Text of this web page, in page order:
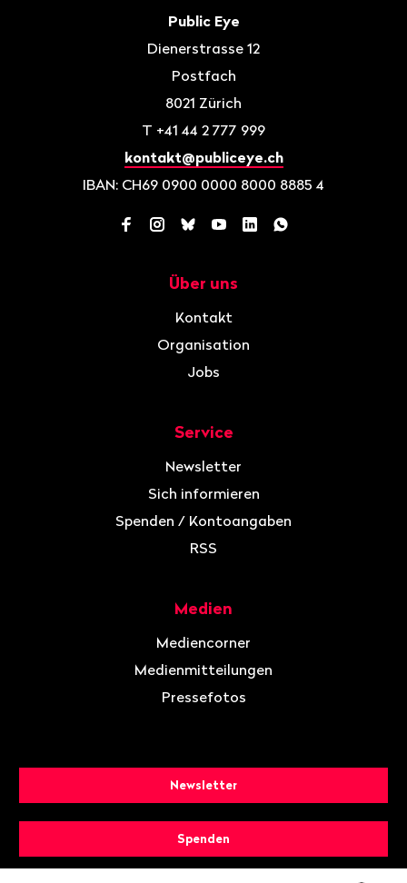
Public Eye
Dienerstrasse 12
Postfach
8021 Zürich
T +41 44 2 777 999
kontakt@publiceye.ch
IBAN: CH69 0900 0000 8000 8885 4
Facebook
Instagram
BlueskyYouTube
LinkedInWhatsApp
Über uns
Kontakt
Organisation
Jobs
Service
Newsletter
Sich informieren
Spenden / Kontoangaben
RSS
Medien
Mediencorner
Medienmitteilungen
Pressefotos
Newsletter
Spenden